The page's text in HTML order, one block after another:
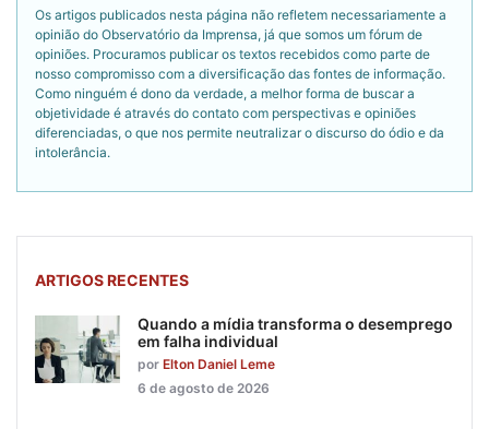
Os artigos publicados nesta página não refletem necessariamente a
opinião do Observatório da Imprensa, já que somos um fórum de
opiniões. Procuramos publicar os textos recebidos como parte de
nosso compromisso com a diversificação das fontes de informação.
Como ninguém é dono da verdade, a melhor forma de buscar a
objetividade é através do contato com perspectivas e opiniões
diferenciadas, o que nos permite neutralizar o discurso do ódio e da
intolerância.
ARTIGOS RECENTES
Quando a mídia transforma o desemprego
em falha individual
por Elton Daniel Leme
6 de agosto de 2026